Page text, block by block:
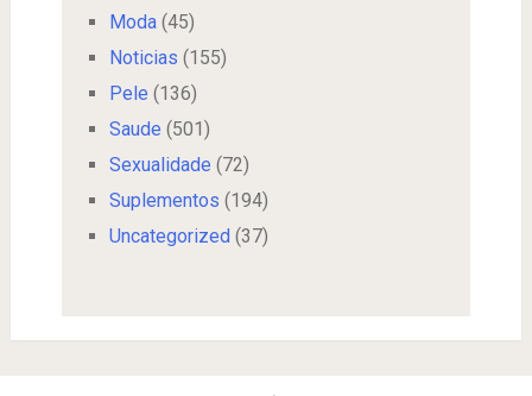
Moda(45)
Noticias (155)
Pele (136)
Saude (501)
Sexualidade (72)
Suplementos (194)
Uncategorized (37)